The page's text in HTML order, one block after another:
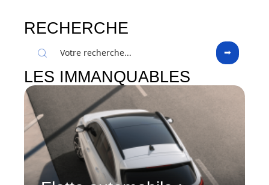
RECHERCHE
LES IMMANQUABLES